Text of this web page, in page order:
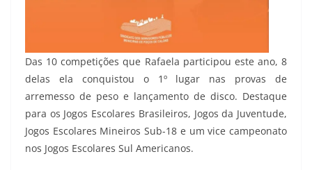
Das 10 competições que Rafaela participou este ano, 8
delas ela conquistou o 1º lugar nas provas de
arremesso de peso e lançamento de disco. Destaque
para os Jogos Escolares Brasileiros, Jogos da Juventude,
Jogos Escolares Mineiros Sub-18 e um vice campeonato
nos Jogos Escolares Sul Americanos.